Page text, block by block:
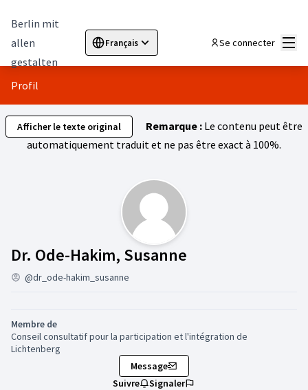
Berlin mit
allen
gestalten
Français
Sprache wählen Choose languageElegir el idioma
Se connecter
Profil
Afficher le texte original Remarque : Le contenu peut être
automatiquement traduit et ne pas être exact à 100%.
Dr. Ode-Hakim, Susanne
@dr_ode-hakim_susanne
Membre de
Conseil consultatif pour la participation et l'intégration de
Lichtenberg
Message
Suivre
Signaler